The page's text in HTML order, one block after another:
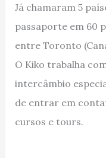
Já chamaram 5
passaporte em 60
entre Toronto
O Kiko trabalha
intercâmbio
de entrar em
cursos e tours.